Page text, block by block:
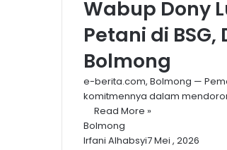
Wabup Dony
Petani di
Bolmong
e-berita.com, Bolmong —
komitmennya dalam
Read More »
Bolmong
Irfani Alhabsyi7 Mei , 2026